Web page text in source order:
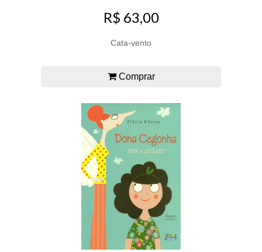
R$ 63,00
Cata-vento
Comprar